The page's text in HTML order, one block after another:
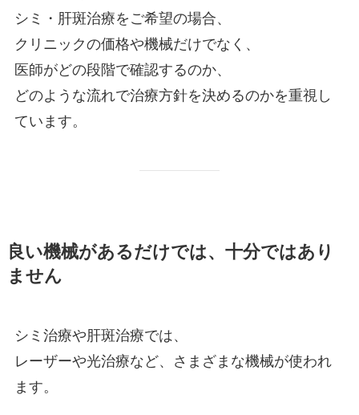
シミ・肝斑治療をご希望の場合、
クリニックの価格や機械だけでなく、
医師がどの段階で確認するのか、
どのような流れで治療方針を決めるのかを重視し
ています。
良い機械があるだけでは、十分ではあり
ません
シミ治療や肝斑治療では、
レーザーや光治療など、さまざまな機械が使われ
ます。